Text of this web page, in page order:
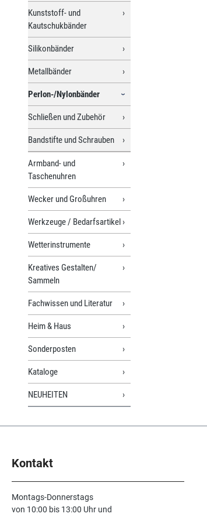
Kunststoff- und
Kautschukbänder
Silikonbänder
Metallbänder
Perlon-/Nylonbänder
Schließen und Zubehör
Bandstifte und Schrauben
Armband- und
Taschenuhren
Wecker und Großuhren
Werkzeuge / Bedarfsartikel
Wetterinstrumente
Kreatives Gestalten/
Sammeln
Fachwissen und Literatur
Heim & Haus
Sonderposten
Kataloge
NEUHEITEN
Kontakt
Montags-Donnerstags
von 10:00 bis 13:00 Uhr und